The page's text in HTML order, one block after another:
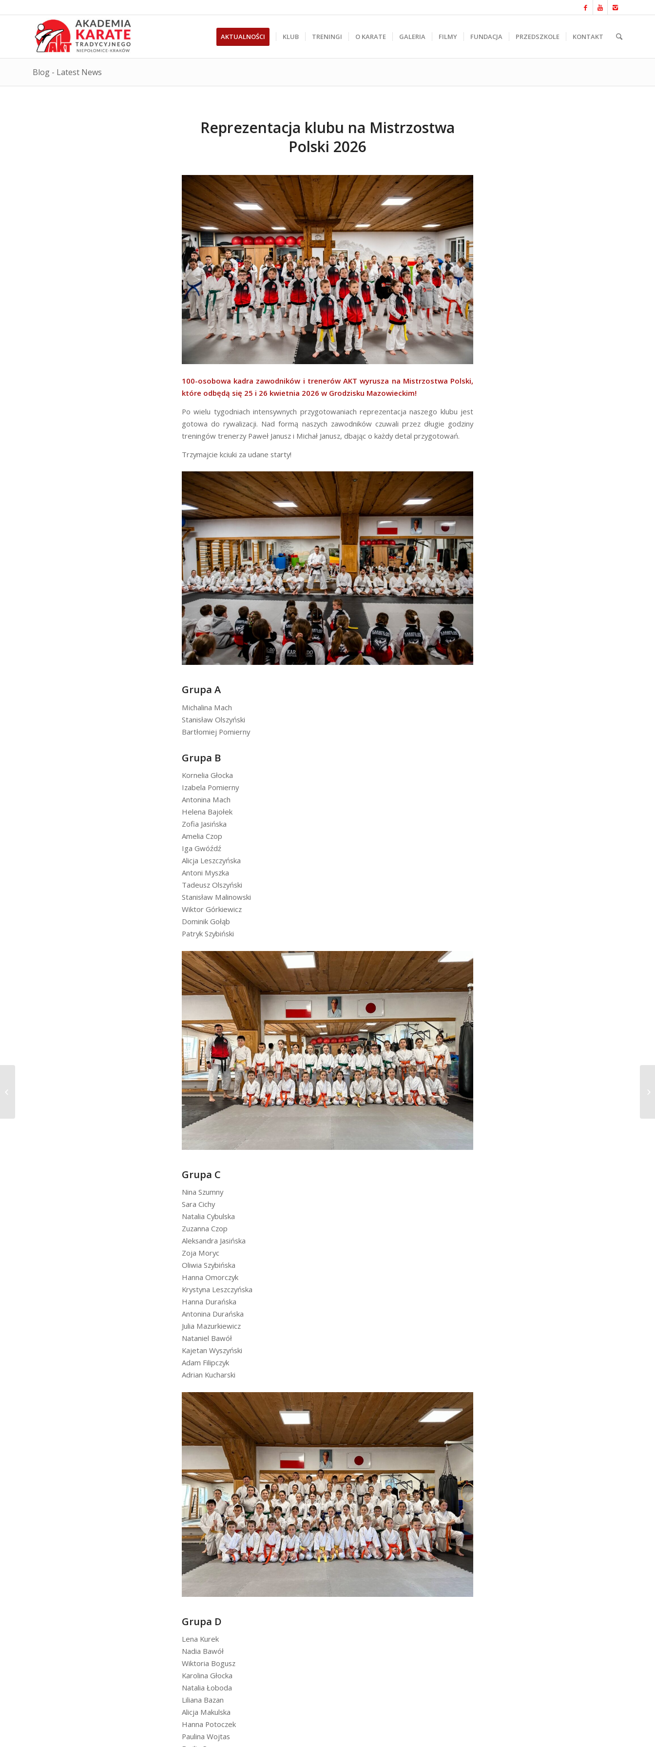
AKTUALNOŚCI KLUB TRENINGI O KARATE GALERIA FILMY FUNDACJA PRZEDSZKOLE KONTAKT
Blog - Latest News
Reprezentacja klubu na Mistrzostwa
Polski 2026
100-osobowa kadra zawodników i trenerów AKT wyrusza na Mistrzostwa Polski,
które odbędą się 25 i 26 kwietnia 2026 w Grodzisku Mazowieckim!
Po wielu tygodniach intensywnych przygotowaniach reprezentacja naszego klubu jest
gotowa do rywalizacji. Nad formą naszych zawodników czuwali przez długie godziny
treningów trenerzy Paweł Janusz i Michał Janusz, dbając o każdy detal przygotowań.
Trzymajcie kciuki za udane starty!
Grupa A
Michalina Mach
Stanisław Olszyński
Bartłomiej Pomierny
Grupa B
Kornelia Głocka
Izabela Pomierny
Antonina Mach
Helena Bajołek
Zofia Jasińska
Amelia Czop
Iga Gwóźdź
Alicja Leszczyńska
Antoni Myszka
Tadeusz Olszyński
Stanisław Malinowski
Wiktor Górkiewicz
Dominik Gołąb
Patryk Szybiński
Grupa C
Nina Szumny
Sara Cichy
Natalia Cybulska
Zuzanna Czop
Aleksandra Jasińska
Zoja Moryc
Oliwia Szybińska
Hanna Omorczyk
Krystyna Leszczyńska
Hanna Durańska
Antonina Durańska
Julia Mazurkiewicz
Nataniel Bawół
Kajetan Wyszyński
Adam Filipczyk
Adrian Kucharski
Grupa D
Lena Kurek
Nadia Bawół
Wiktoria Bogusz
Karolina Głocka
Natalia Łoboda
Liliana Bazan
Alicja Makulska
Hanna Potoczek
Paulina Wojtas